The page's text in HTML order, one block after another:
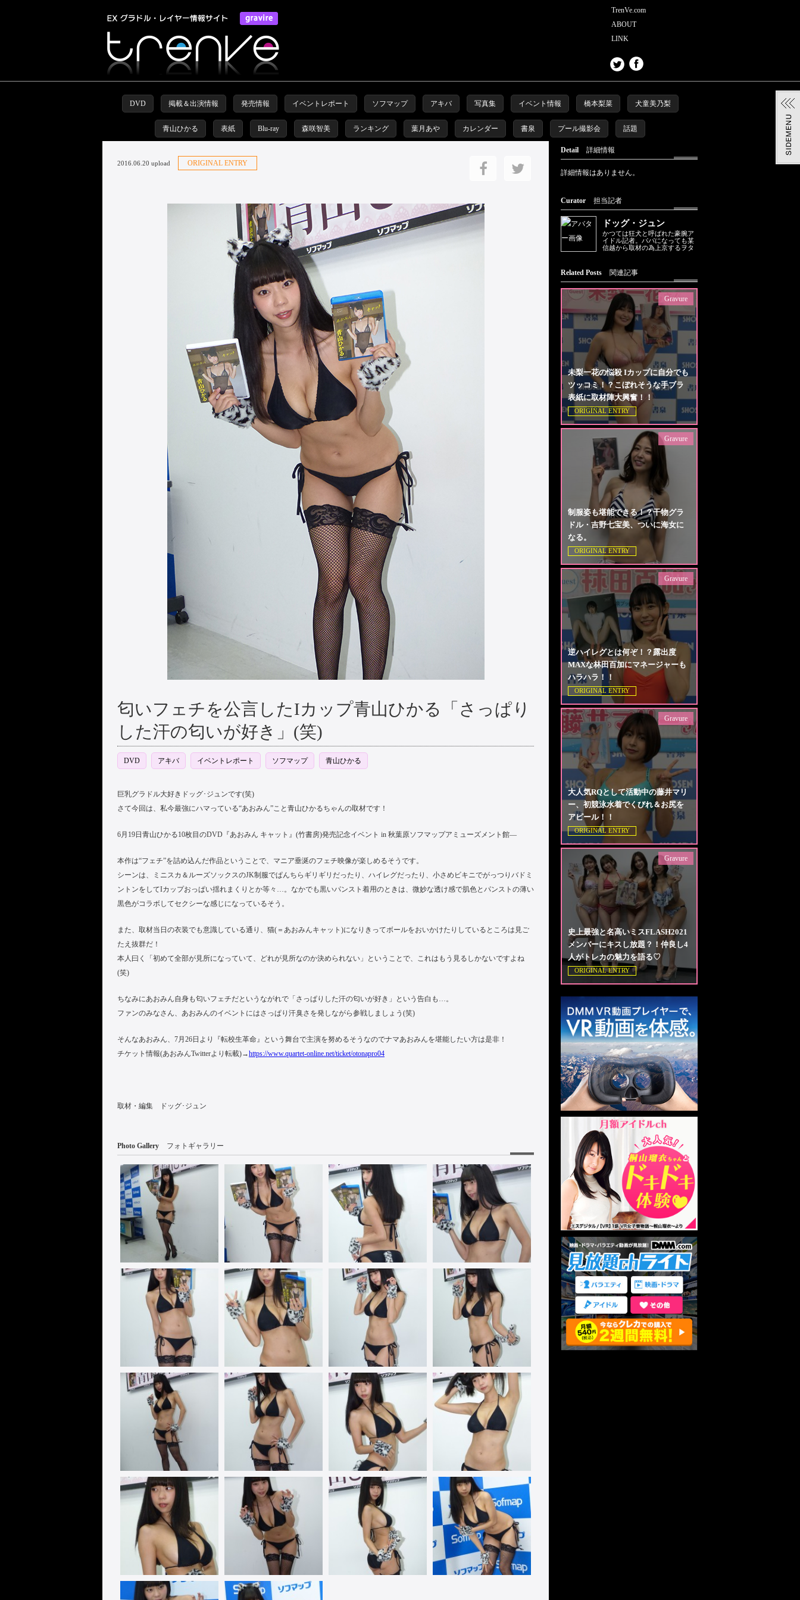
TrenVe.com
ABOUT
LINK
DVD 掲載＆出演情報 発売情報 イベントレポート ソフマップ アキバ 写真集 イベント情報 橋本梨菜 犬童美乃梨
青山ひかる 表紙 Blu-ray 森咲智美 ランキング 葉月あや カレンダー 書泉 プール撮影会 話題
2016.06.20 upload ORIGINAL ENTRY
匂いフェチを公言したIカップ青山ひかる「さっぱり
した汗の匂いが好き」(笑)
DVD アキバ イベントレポート ソフマップ 青山ひかる
巨乳グラドル大好きドッグ･ジュンです(笑)
さて今回は、私今最強にハマっている“あおみん”こと青山ひかるちゃんの取材です！
6月19日青山ひかる10枚目のDVD『あおみん キャット』(竹書房)発売記念イベント in 秋葉原ソフマップアミューズメント館—
本作は“フェチ”を詰め込んだ作品ということで、マニア垂涎のフェチ映像が楽しめるそうです。
シーンは、ミニスカ＆ルーズソックスのJK制服でぱんちらギリギリだったり、ハイレグだったり、小さめビキニでがっつりバドミ
ントンをしてIカップおっぱい揺れまくりとか等々…。なかでも黒いパンスト着用のときは、微妙な透け感で肌色とパンストの薄い
黒色がコラボしてセクシーな感じになっているそう。
また、取材当日の衣装でも意識している通り、猫(＝あおみんキャット)になりきってボールをおいかけたりしているところは見ご
たえ抜群だ！
本人曰く「初めて全部が見所になっていて、どれが見所なのか決められない」ということで、これはもう見るしかないですよね
(笑)
ちなみにあおみん自身も匂いフェチだというながれで「さっぱりした汗の匂いが好き」という告白も…。
ファンのみなさん、あおみんのイベントにはさっぱり汗臭さを発しながら参戦しましょう(笑)
そんなあおみん、7月26日より『転校生革命』という舞台で主演を努めるそうなのでナマあおみんを堪能したい方は是非！
チケット情報(あおみんTwitterより転載)→https://www.quartet-online.net/ticket/otonapro04
取材・編集 ドッグ･ジュン
Photo Gallery フォトギャラリー
Detail 詳細情報
詳細情報はありません。
Curator 担当記者
ドッグ・ジュン
かつては狂犬と呼ばれた豪腕ア
イドル記者。パパになっても某
信越から取材の為上京するヲタ
Related Posts 関連記事
未梨一花の悩殺 Iカップに自分でも
ツッコミ！？こぼれそうな手ブラ
表紙に取材陣大興奮！！
ORIGINAL ENTRY
Gravure
制服姿も堪能できる！？干物グラ
ドル・吉野七宝美、ついに海女に
なる。
ORIGINAL ENTRY
Gravure
逆ハイレグとは何ぞ！？露出度
MAXな林田百加にマネージャーも
ハラハラ！！
ORIGINAL ENTRY
Gravure
大人気RQとして活動中の藤井マリ
ー、初競泳水着でくびれ＆お尻を
アピール！！
ORIGINAL ENTRY
Gravure
史上最強と名高いミスFLASH2021
メンバーにキスし放題？！仲良し4
人がトレカの魅力を語る♡
ORIGINAL ENTRY
Gravure